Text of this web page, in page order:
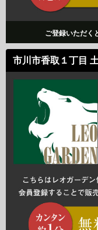
ご登録いただく
市川市香取１丁目